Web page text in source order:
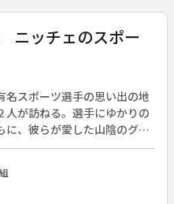
ん（７５歳）は、当初から再
転車の街にベンツを走らせ
来はコンクリートの墓場に
市に何度も計画の見直しを
庫県西宮市へ引っ越した。◆
つけ、住民主体のまちづくり
芦屋市の森圭一さん（６７
い。長田区で被災した中村
ねて「長田のように失敗し
ニッチェのスポー
名スポーツ選手の思い出の地
人が訪ねる。選手にゆかりの
に、彼らが愛した山陰のグル
ワーの源を探る。◆日本のテ
島根県松江市出身の錦織
・鳥取城北高校出身の力
選手の活躍が、ここ近年目